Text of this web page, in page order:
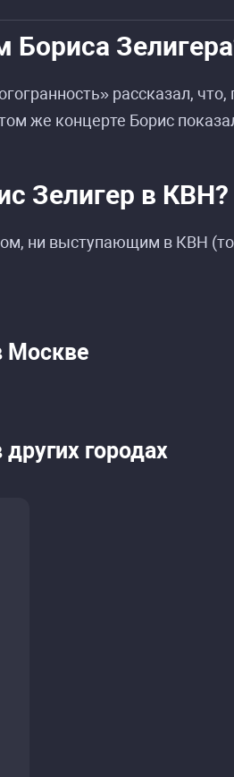
Бориса
рассказал,
же концерте Борис
Зелигер в КВН?
ни выступающим в КВН
Москве
городах